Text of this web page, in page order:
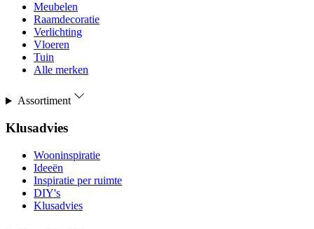
Meubelen
Raamdecoratie
Verlichting
Vloeren
Tuin
Alle merken
Assortiment
Klusadvies
Wooninspiratie
Ideeën
Inspiratie per ruimte
DIY's
Klusadvies